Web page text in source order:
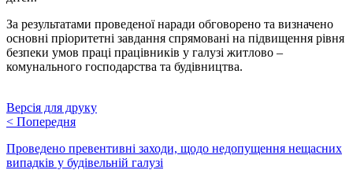
За результатами проведеної наради обговорено та визначено
основні пріоритетні завдання спрямовані на підвищення рівня
безпеки умов праці працівників у галузі житлово –
комунального господарства та будівництва.
Версія для друку
< Попередня
Проведено превентивні заходи, щодо недопущення нещасних
випадків у будівельній галузі